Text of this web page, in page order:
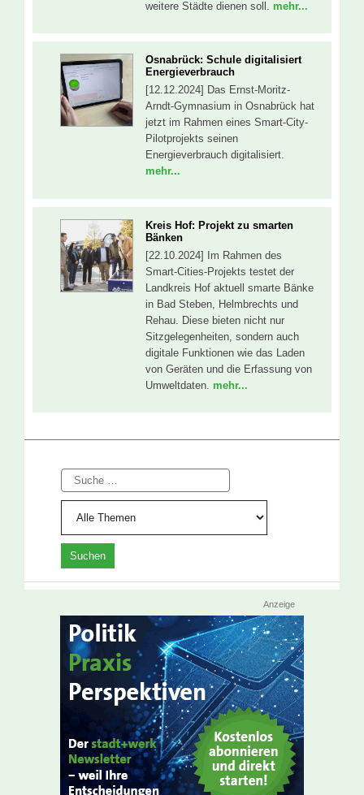
weitere Städte dienen soll. mehr...
Osnabrück: Schule digitalisiert
Energieverbrauch
[12.12.2024] Das Ernst-Moritz-
Arndt-Gymnasium in Osnabrück hat
jetzt im Rahmen eines Smart-City-
Pilotprojekts seinen
Energieverbrauch digitalisiert.
mehr...
Kreis Hof: Projekt zu smarten
Bänken
[22.10.2024] Im Rahmen des
Smart-Cities-Projekts testet der
Landkreis Hof aktuell smarte Bänke
in Bad Steben, Helmbrechts und
Rehau. Diese bieten nicht nur
Sitzgelegenheiten, sondern auch
digitale Funktionen wie das Laden
von Geräten und die Erfassung von
Umweltdaten. mehr...
Suche
Anzeige